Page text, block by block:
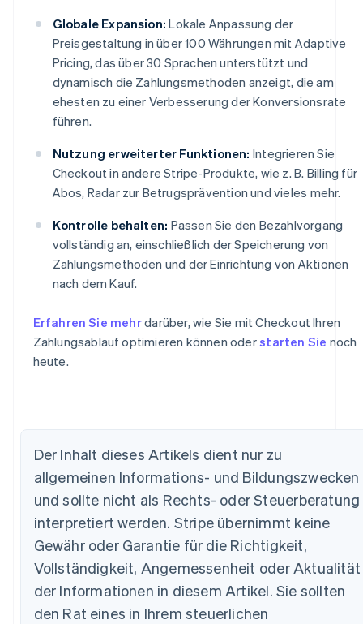
Globale Expansion: Lokale Anpassung der
Preisgestaltung in über 100 Währungen mit Adaptive
Pricing, das über 30 Sprachen unterstützt und
dynamisch die Zahlungsmethoden anzeigt, die am
ehesten zu einer Verbesserung der Konversionsrate
führen.
Nutzung erweiterter Funktionen: Integrieren Sie
Checkout in andere Stripe-Produkte, wie z. B. Billing für
Abos, Radar zur Betrugsprävention und vieles mehr.
Kontrolle behalten: Passen Sie den Bezahlvorgang
vollständig an, einschließlich der Speicherung von
Zahlungsmethoden und der Einrichtung von Aktionen
nach dem Kauf.
Erfahren Sie mehrdarüber, wie Sie mit Checkout Ihren
Zahlungsablauf optimieren können oderstarten Sie noch
heute.
Der Inhalt dieses Artikels dient nur zu
allgemeinen Informations- und Bildungszwecken
und sollte nicht als Rechts- oder Steuerberatung
interpretiert werden. Stripe übernimmt keine
Gewähr oder Garantie für die Richtigkeit,
Vollständigkeit, Angemessenheit oder Aktualität
der Informationen in diesem Artikel. Sie sollten
den Rat eines in Ihrem steuerlichen
Australien
English
Belgien
Nederlands Français Deutsch
Brasilien
PortuguêsEnglish